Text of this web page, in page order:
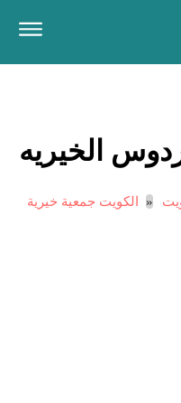
الخيريه
الكويت جمعية خيرية